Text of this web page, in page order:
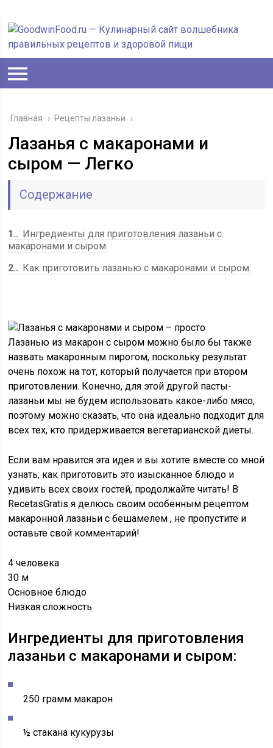
Главная › Рецепты лазаньи ›
Лазанья с макаронами и
сыром — Легко
Содержание
1.
Ингредиенты для приготовления лазаньи с
макаронами и сыром:
2.
Как приготовить лазанью с макаронами и сыром:
Лазанью из макарон с сыром можно было бытакже
назвать макаронным пирогом, поскольку результат
очень похож на тот, который получается при втором
приготовлении. Конечно, для этой другой пасты-
лазаньи мы не будем использовать какое-либо мясо,
поэтому можно сказать, что она идеально подходит для
всех тех, кто придерживается вегетарианской диеты.
Если вам нравится эта идея и вы хотите вместе со мной
узнать, как приготовить это изысканное блюдо и
удивить всех своих гостей, продолжайте читать! В
RecetasGratis я делюсь своим особеннымрецептом
макаронной лазаньи с бешамелем , не пропустите и
оставьте свой комментарий!
4 человека
30 м
Основное блюдо
Низкая сложность
Ингредиенты для приготовления
лазаньи с макаронами и сыром:
250 грамм макарон
½ стакана кукурузы